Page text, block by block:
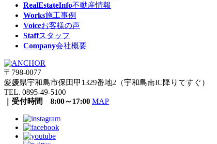
RealEstateInfo不動産情報
Works施工事例
Voiceお客様の声
Staffスタッフ
Company会社概要
〒798-0077
愛媛県宇和島市保田甲1329番地2（宇和島南IC降りてすぐ）
TEL. 0895-49-5100
｜受付時間 8:00～17:00 MAP